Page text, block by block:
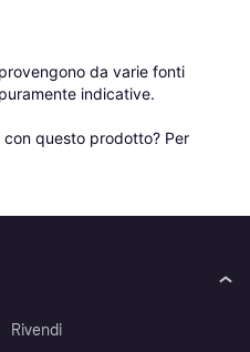
da varie fonti
indicative.
questo prodotto? Per
Rivendi